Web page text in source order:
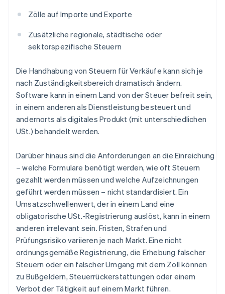
Zölle auf Importe und Exporte
Zusätzliche regionale, städtische oder
sektorspezifische Steuern
Die Handhabung von Steuern für Verkäufe kann sich je
nach Zuständigkeitsbereich dramatisch ändern.
Software kann in einem Land von der Steuer befreit sein,
in einem anderen als Dienstleistung besteuert und
andernorts als digitales Produkt (mit unterschiedlichen
USt.) behandelt werden.
Darüber hinaus sind die Anforderungen an die Einreichung
– welche Formulare benötigt werden, wie oft Steuern
gezahlt werden müssen und welche Aufzeichnungen
geführt werden müssen – nicht standardisiert. Ein
Umsatzschwellenwert, der in einem Land eine
obligatorische USt.-Registrierung auslöst, kann in einem
anderen irrelevant sein. Fristen, Strafen und
Prüfungsrisiko variieren je nach Markt. Eine nicht
ordnungsgemäße Registrierung, die Erhebung falscher
Steuern oder ein falscher Umgang mit dem Zoll können
zu Bußgeldern, Steuerrückerstattungen oder einem
Verbot der Tätigkeit auf einem Markt führen.